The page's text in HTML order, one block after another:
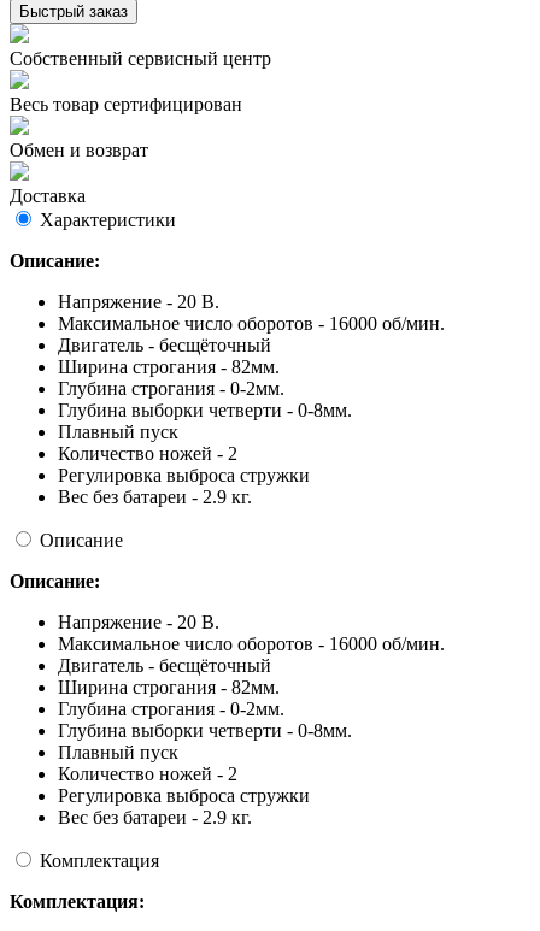
Быстрый заказ
Собственный сервисный центр
Весь товар сертифицирован
Обмен и возврат
Доставка
Характеристики
Описание:
Напряжение - 20 В.
Максимальное число оборотов - 16000 об/мин.
Двигатель - бесщёточный
Ширина строгания - 82мм.
Глубина строгания - 0-2мм.
Глубина выборки четверти - 0-8мм.
Плавный пуск
Количество ножей - 2
Регулировка выброса стружки
Вес без батареи - 2.9 кг.
Описание
Описание:
Напряжение - 20 В.
Максимальное число оборотов - 16000 об/мин.
Двигатель - бесщёточный
Ширина строгания - 82мм.
Глубина строгания - 0-2мм.
Глубина выборки четверти - 0-8мм.
Плавный пуск
Количество ножей - 2
Регулировка выброса стружки
Вес без батареи - 2.9 кг.
Комплектация
Комплектация: